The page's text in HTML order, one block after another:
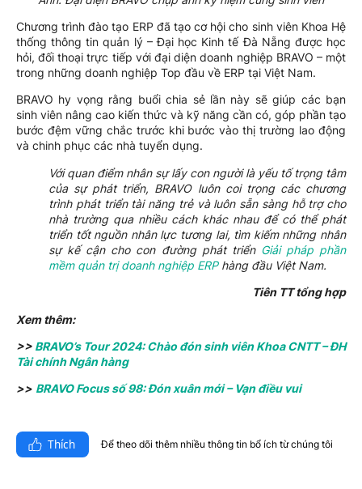
Chương trình đào tạo ERP đã tạo cơ hội cho sinh viên Khoa Hệ
thống thông tin quản lý – Đại học Kinh tế Đà Nẵng được học
hỏi, đối thoại trực tiếp với đại diện doanh nghiệp BRAVO – một
trong những doanh nghiệp Top đầu về ERP tại Việt Nam.
BRAVO hy vọng rằng buổi chia sẻ lần này sẽ giúp các bạn
sinh viên nâng cao kiến thức và kỹ năng cần có, góp phần tạo
bước đệm vững chắc trước khi bước vào thị trường lao động
và chinh phục các nhà tuyển dụng.
Với quan điểm nhân sự lấy con người là yếu tố trọng tâm
của sự phát triển, BRAVO luôn coi trọng các chương
trình phát triển tài năng trẻ và luôn sẵn sàng hỗ trợ cho
nhà trường qua nhiều cách khác nhau để có thể phát
triển tốt nguồn nhân lực tương lai, tìm kiếm những nhân
sự kế cận cho con đường phát triển Giải pháp phần
mềm quản trị doanh nghiệp ERPhàng đầu Việt Nam.
Tiên TT tổng hợp
Xem thêm:
>> BRAVO’s Tour 2024: Chào đón sinh viên Khoa CNTT – ĐH
Tài chính Ngân hàng
>> BRAVO Focus số 98: Đón xuân mới – Vạn điều vui
Thích Để theo dõi thêm nhiều thông tin bổ ích từ chúng tôi​